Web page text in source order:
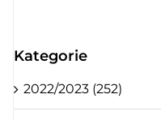
Kategorie
2022/2023 (252)